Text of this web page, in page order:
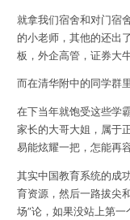
就拿我们宿舍和对门宿
的小老师，其他的还出
板，外企高管，证券大
而在清华附中的同学群
在下当年就饱受这些学
家长的大哥大姐，属于
易能炫耀一把，怎能再
其实中国教育系统的成
育资源，然后一路拔尖
场”论，如果没站上第